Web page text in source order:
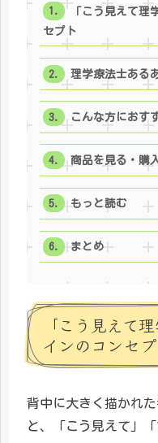
「こう見えて理
セプト
理学療法士ある
こんな方におす
商品を見る・購
もっと読む
まとめ
「こう見えて
インのコンセプ
背中に大きく描かれ
と、「こう見えて」「